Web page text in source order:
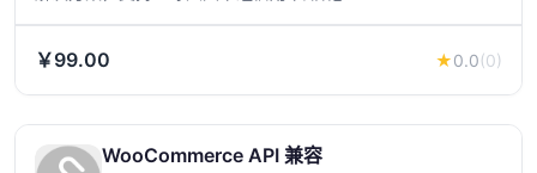
￥99.00 ★0.0(0)
WooCommerce API 兼容